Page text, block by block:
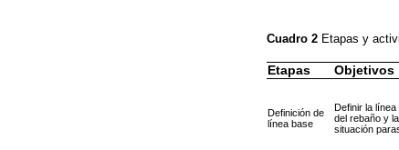
Cuadro 2 Etapas y
Etapas Objetivos
Definición de
línea base
Definir la
del rebaño y
situación